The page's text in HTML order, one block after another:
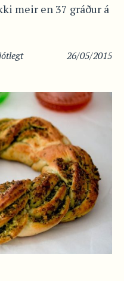
meir en 37 gráður á
26/05/2015